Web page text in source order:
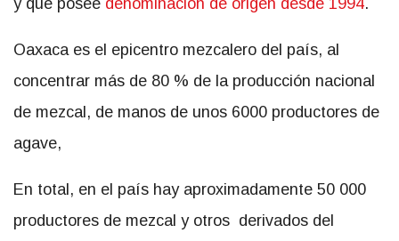
Oaxaca es el epicentro mezcalero del país, al
concentrar más de 80 % de la producción nacional
de mezcal, de manos de unos 6000 productores de
agave,
En total, en el país hay aproximadamente 50 000
productores de mezcal y otros derivados del